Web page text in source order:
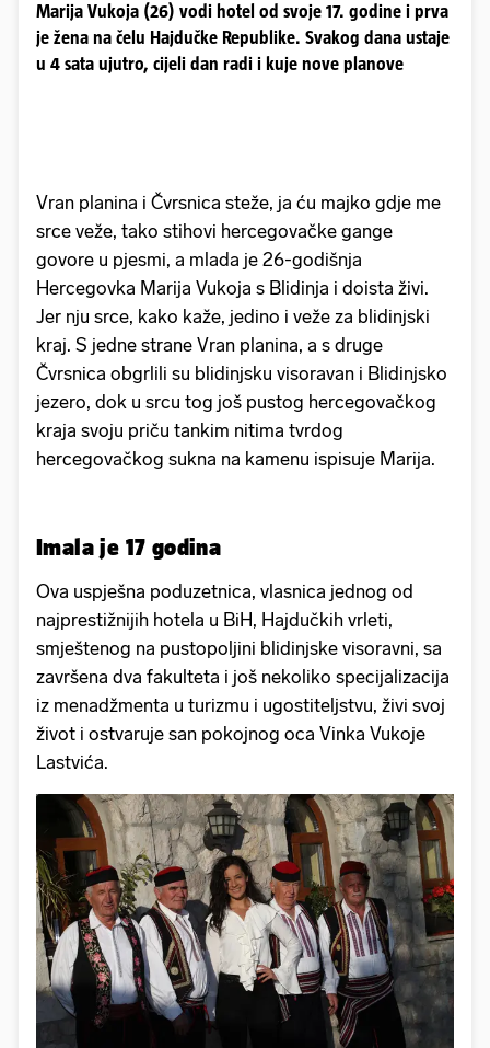
Marija Vukoja (26) vodi hotel od svoje 17. godine i prva
je žena na čelu Hajdučke Republike. Svakog dana ustaje
u 4 sata ujutro, cijeli dan radi i kuje nove planove
Vran planina i Čvrsnica steže, ja ću majko gdje me
srce veže, tako stihovi hercegovačke gange
govore u pjesmi, a mlada je 26-godišnja
Hercegovka Marija Vukoja s Blidinja i doista živi.
Jer nju srce, kako kaže, jedino i veže za blidinjski
kraj. S jedne strane Vran planina, a s druge
Čvrsnica obgrlili su blidinjsku visoravan i Blidinjsko
jezero, dok u srcu tog još pustog hercegovačkog
kraja svoju priču tankim nitima tvrdog
hercegovačkog sukna na kamenu ispisuje Marija.
Imala je 17 godina
Ova uspješna poduzetnica, vlasnica jednog od
najprestižnijih hotela u BiH, Hajdučkih vrleti,
smještenog na pustopoljini blidinjske visoravni, sa
završena dva fakulteta i još nekoliko specijalizacija
iz menadžmenta u turizmu i ugostiteljstvu, živi svoj
život i ostvaruje san pokojnog oca Vinka Vukoje
Lastvića.